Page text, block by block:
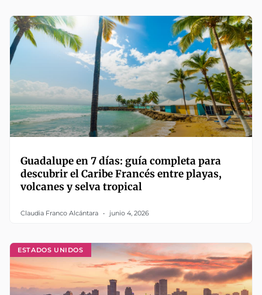
Guadalupe en 7 días: guía completa para
descubrir el Caribe Francés entre playas,
volcanes y selva tropical
Claudia Franco Alcántara junio 4, 2026
ESTADOS UNIDOS